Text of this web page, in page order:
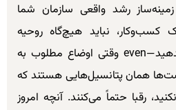
رشد واقعی سازمان شما
نباید هیچ‌گاه روحیه
فرصت‌آفرینی را از دست بدهید—even وقتی اوضاع مطلوب به
همان پتانسیل‌هایی هستند که
رقبا حتماً می‌کنند. آنچه امروز